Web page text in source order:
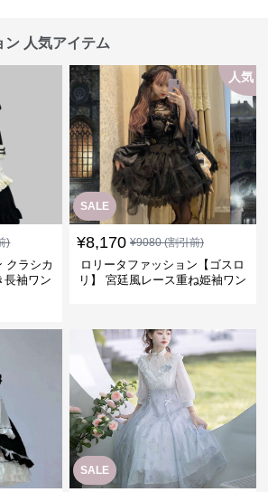
ン 人気アイテム
)
クラシカ
長袖ワン
SALE
人気
¥8,170 ¥9080(割引前)
ロリータファッション【ゴスロ
リ】 宮廷風レース重ね姫袖ワン
SALE